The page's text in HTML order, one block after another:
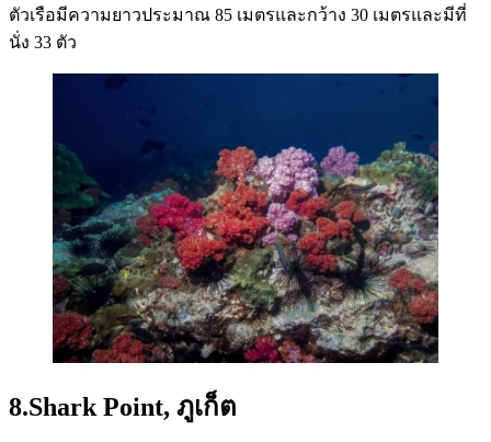
ตัวเรือมีความยาวประมาณ 85 เมตรและกว้าง 30 เมตรและมีที่
นั่ง 33 ตัว
8.Shark Point, ภูเก็ต